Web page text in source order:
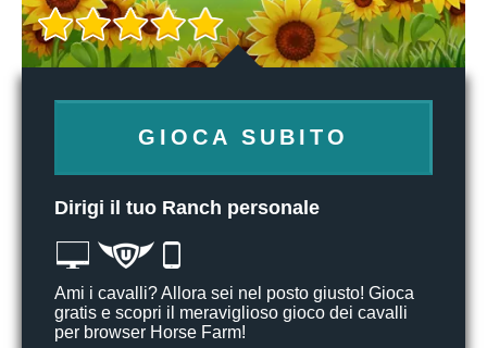
GIOCA SUBITO
Dirigi il tuo Ranch personale
Ami i cavalli? Allora sei nel posto giusto! Gioca
gratis e scopri il meraviglioso gioco dei cavalli
per browser Horse Farm!